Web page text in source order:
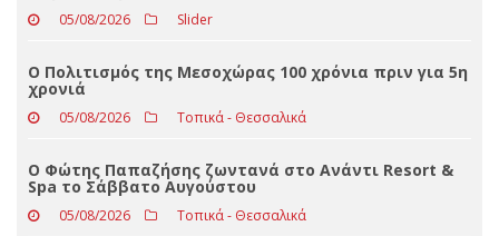
05/08/2026 Τοπικά - Θεσσαλικά
Ο Φώτης Παπαζήσης ζωντανά στο Ανάντι Resort &
Spa το Σάββατο Αυγούστου
05/08/2026 Τοπικά - Θεσσαλικά
ΟΛΕΣ ΟΙ ΕΙΔΗΣΕΙΣ